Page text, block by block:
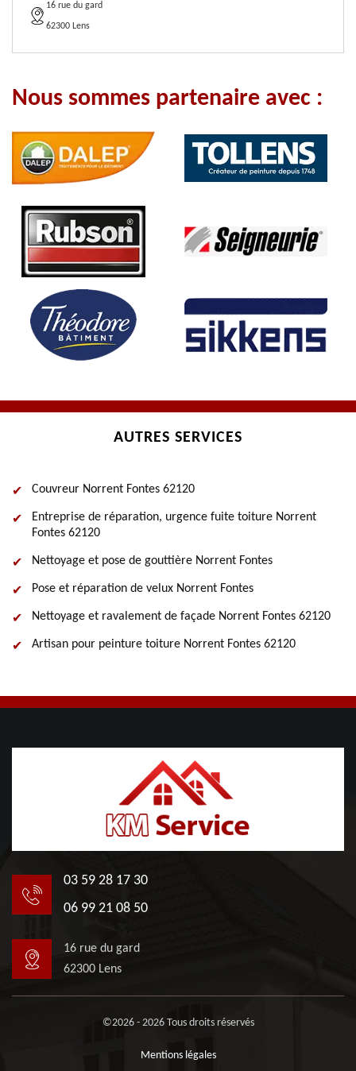
16 rue du gard
62300 Lens
Nous sommes partenaire avec :
AUTRES SERVICES
Couvreur Norrent Fontes 62120
Entreprise de réparation, urgence fuite toiture Norrent
Fontes 62120
Nettoyage et pose de gouttière Norrent Fontes
Pose et réparation de velux Norrent Fontes
Nettoyage et ravalement de façade Norrent Fontes 62120
Artisan pour peinture toiture Norrent Fontes 62120
03 59 28 17 30
06 99 21 08 50
16 rue du gard
62300 Lens
©2026 - 2026 Tous droits réservés
Mentions légales